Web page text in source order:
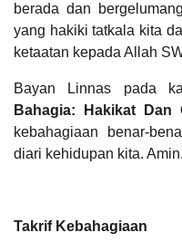
berada dan
yang hakiki tatkala kita
ketaatan kepada Allah
Bayan Linnas pada
Bahagia: Hakikat Dan
kebahagiaan benar-
diari kehidupan kita. Amin.
Takrif Kebahagiaan